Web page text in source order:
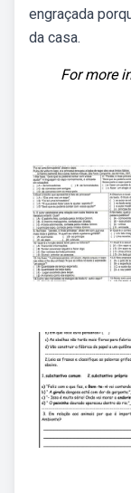
engraçada
da casa.
For more